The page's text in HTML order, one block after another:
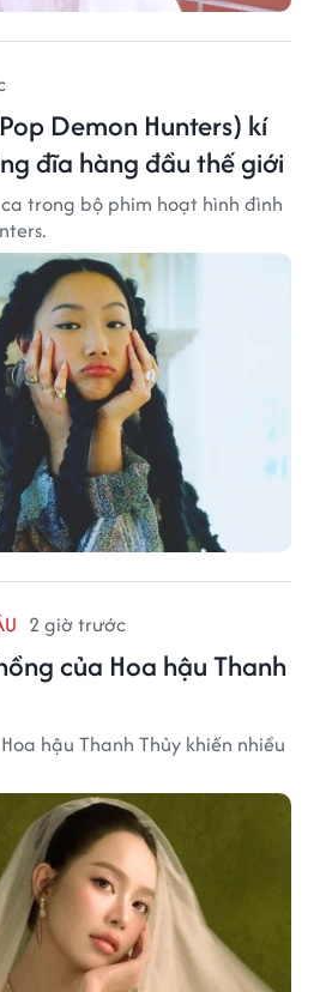
Demon Hunters) kí
đĩa hàng đầu thế giới
trong bộ phim hoạt hình đình
2 giờ trước
của Hoa hậu Thanh
hậu Thanh Thủy khiến nhiều